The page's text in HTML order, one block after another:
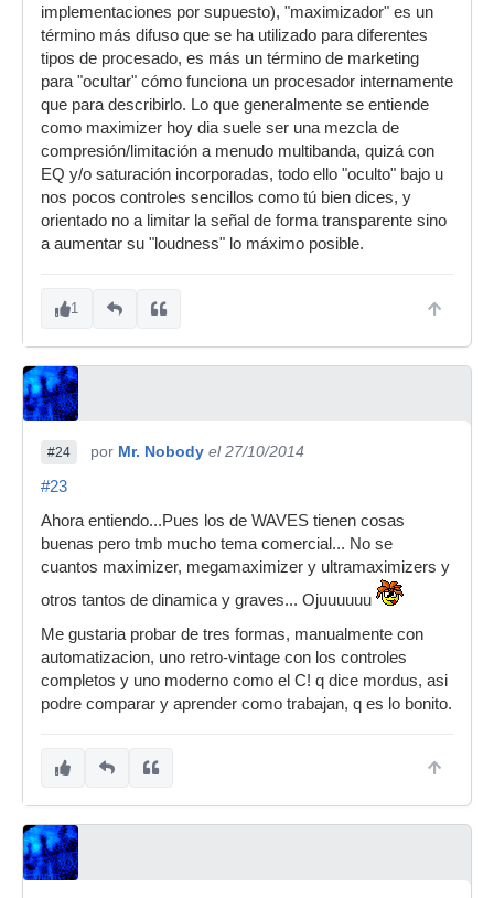
implementaciones por supuesto), "maximizador" es un
término más difuso que se ha utilizado para diferentes
tipos de procesado, es más un término de marketing
para "ocultar" cómo funciona un procesador internamente
que para describirlo. Lo que generalmente se entiende
como maximizer hoy dia suele ser una mezcla de
compresión/limitación a menudo multibanda, quizá con
EQ y/o saturación incorporadas, todo ello "oculto" bajo u
nos pocos controles sencillos como tú bien dices, y
orientado no a limitar la señal de forma transparente sino
a aumentar su "loudness" lo máximo posible.
1
#24 por Mr. Nobody el 27/10/2014
#23
Ahora entiendo...Pues los de WAVES tienen cosas
buenas pero tmb mucho tema comercial... No se
cuantos maximizer, megamaximizer y ultramaximizers y
otros tantos de dinamica y graves... Ojuuuuuu
Me gustaria probar de tres formas, manualmente con
automatizacion, uno retro-vintage con los controles
completos y uno moderno como el C! q dice mordus, asi
podre comparar y aprender como trabajan, q es lo bonito.